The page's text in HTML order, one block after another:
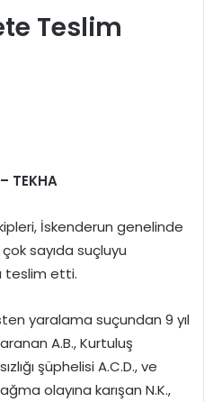
Teslim
TEKHA
İskenderun genelinde
sayıda suçluyu
teslim etti.
yaralama suçundan 9 yıl
A.B., Kurtuluş
şüphelisi A.C.D., ve
olayına karışan N.K.,